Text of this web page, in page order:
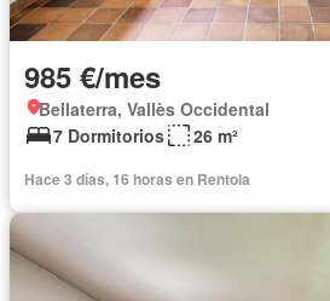
985 €/mes
Bellaterra, Vallès Occidental
7 Dormitorios
26 m²
Hace 3 días, 16 horas en Rentola